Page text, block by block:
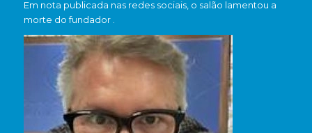
Em nota publicada nas redes sociais, o salão lamentou a
morte do fundador .